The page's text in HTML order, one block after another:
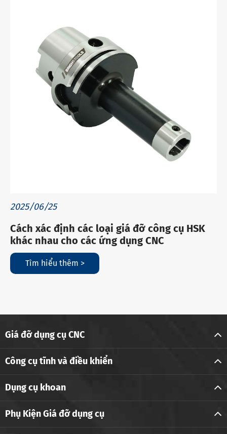
2025/06/25
Cách xác định các loại giá đỡ công cụ HSK
khác nhau cho các ứng dụng CNC
Tìm hiểu thêm >
Giá đỡ dụng cụ CNC
Công cụ tĩnh và điều khiển
Dụng cụ khoan
Phụ Kiện Giá đỡ dụng cụ